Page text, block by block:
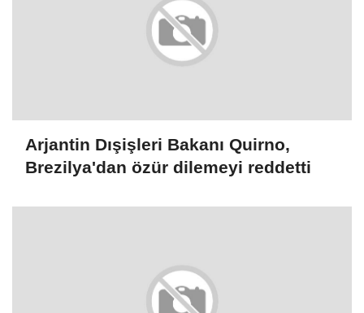
Arjantin Dışişleri Bakanı Quirno,
Brezilya'dan özür dilemeyi reddetti